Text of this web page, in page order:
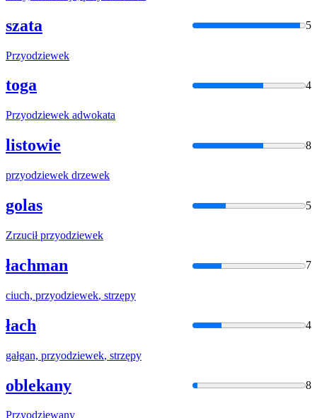
szata 5
Przyodziewek
toga 4
Przyodziewek adwokata
listowie 8
przyodziewek drzewek
golas 5
Zrzuciłprzyodziewek
łachman 7
ciuch, przyodziewek, strzępy
łach 4
gałgan, przyodziewek, strzępy
oblekany 8
Przyodziewany